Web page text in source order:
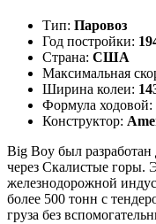
Тип: Паровоз
Год постройки:
Страна: США
Максимальная
Ширина колеи:
Формула ходовой:
Конструктор:
Big Boy был разработан
через Скалистые горы.
железнодорожной
более 500 тонн с
груза без